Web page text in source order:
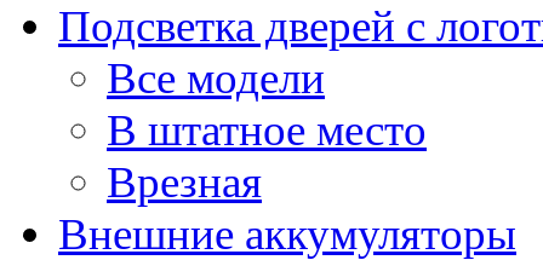
Подсветка дверей с
Все модели
В штатное место
Врезная
Внешние аккумуляторы